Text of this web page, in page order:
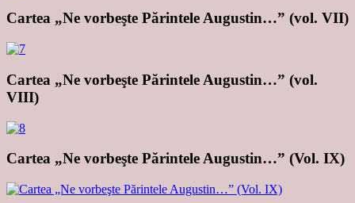
Cartea „Ne vorbeşte Părintele Augustin…” (vol. VII)
Cartea „Ne vorbeşte Părintele Augustin…” (vol.
VIII)
Cartea „Ne vorbeşte Părintele Augustin…” (Vol. IX)